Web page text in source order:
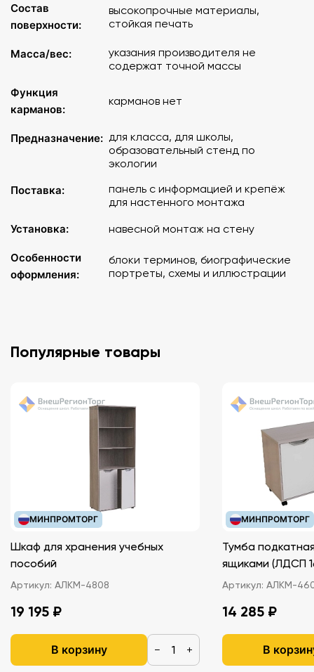
Состав
поверхности:
высокопрочные материалы,
стойкая печать
Масса/вес:
указания производителя не
содержат точной массы
Функция
карманов:
карманов нет
Предназначение: для класса, для школы,
образовательный стенд по
экологии
Поставка:
панель с информацией и крепёж
для настенного монтажа
Установка:
навесной монтаж на стену
Особенности
оформления:
блоки терминов, биографические
портреты, схемы и иллюстрации
Популярные товары
МИНПРОМТОРГ
Шкаф для хранения учебных
пособий
Артикул: АЛКМ-4808
19 195 ₽
В корзину − +
МИНПРОМТОРГ
Тумба
ящиками
Артикул: АЛКМ-
14 285 ₽
В